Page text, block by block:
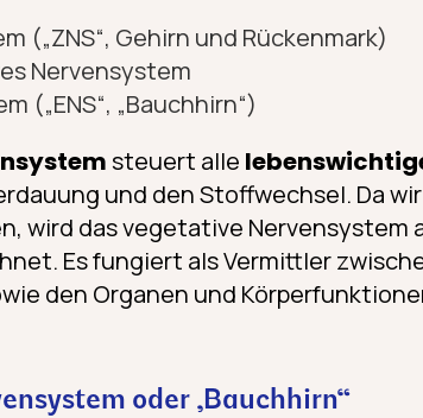
(„ZNS“, Gehirn und Rückenmark)
Nervensystem
(„ENS“, „Bauchhirn“)
steuert alle
und den Stoffwechsel. Da
wird das vegetative Nervensystem
Es fungiert als Vermittler
den Organen und
oder „Bauchhirn“